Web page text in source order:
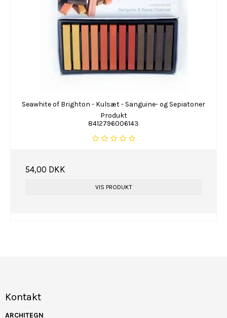
Seawhite of Brighton - Kulsæt - Sanguine- og Sepiatoner
Produkt
8412796006143
54,00 DKK
VIS PRODUKT
Kontakt
ARCHITEGN